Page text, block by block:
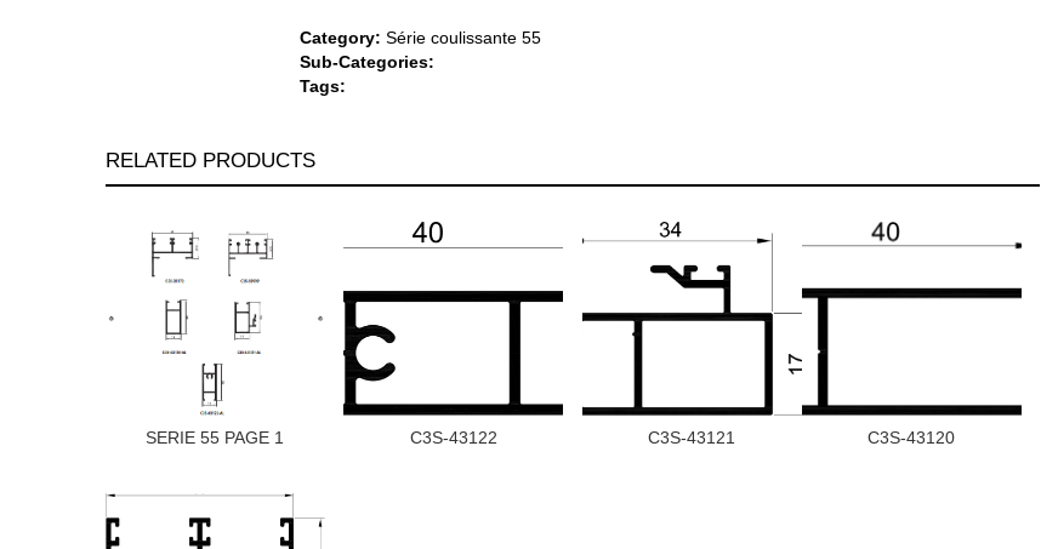
Category: Série coulissante 55
Sub-Categories:
Tags:
RELATED PRODUCTS
SERIE 55 PAGE 1 C3S-43122 C3S-43121 C3S-43120